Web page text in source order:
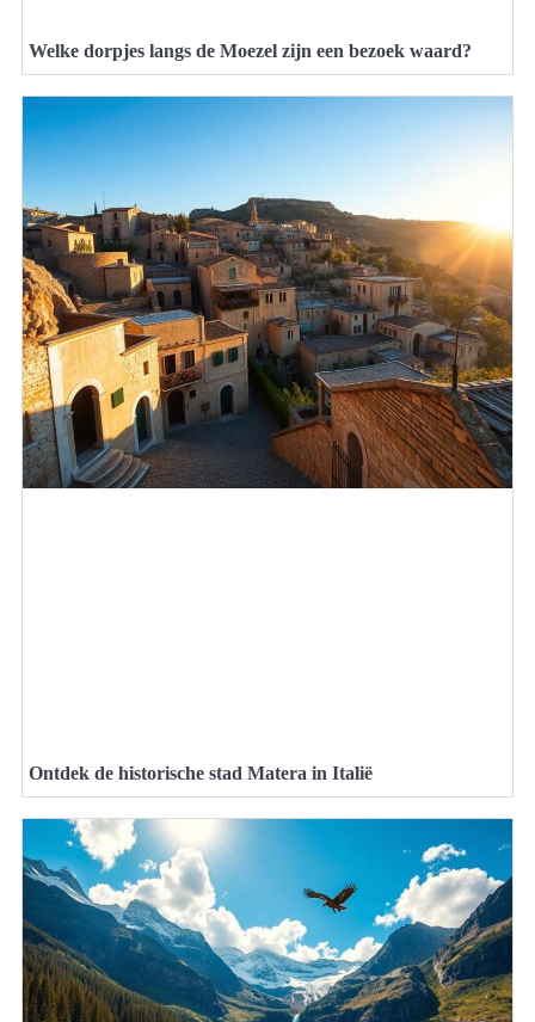
Welke dorpjes langs de Moezel zijn een bezoek waard?
Ontdek de historische stad Matera in Italië